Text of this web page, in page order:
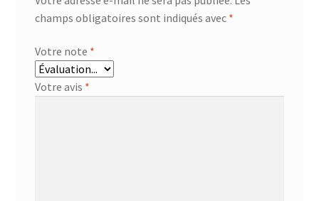
champs obligatoires sont indiqués avec *
Votre note *
Votre avis *